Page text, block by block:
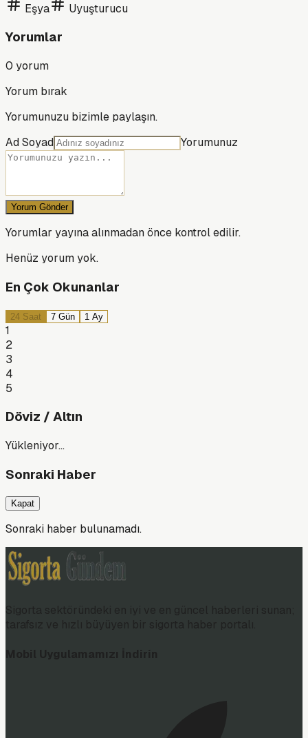
Eşya Uyuşturucu
Yorumlar
0 yorum
Yorum bırak
Yorumunuzu bizimle paylaşın.
Ad Soyad
Yorumunuz
Yorum Gönder
Yorumlar yayına alınmadan önce kontrol edilir.
Henüz yorum yok.
En Çok Okunanlar
24 Saat 7 Gün 1 Ay
1
2
3
4
5
Döviz / Altın
Yükleniyor…
Sonraki Haber
Kapat
Sonraki haber bulunamadı.